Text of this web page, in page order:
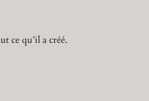
ce qu’il a créé.